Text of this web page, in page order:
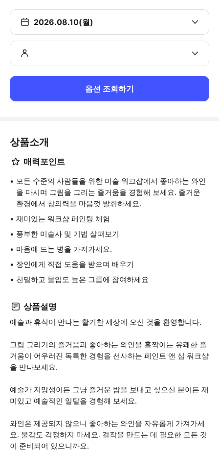
2026.08.10(월)
옵션 조회하기
상품소개
매력포인트
모든 수준의 사람들을 위한 미술 워크샵에서 좋아하는 와인
을 마시며 그림을 그리는 즐거움을 경험해 보세요. 즐거운
환경에서 창의력을 마음껏 발휘하세요.
재미있는 워크샵 페인팅 체험
풍부한 미술사 및 기법 살펴보기
마음에 드는 병을 가져가세요.
장인에게 직접 도움을 받으며 배우기
친밀하고 몰입도 높은 그룹에 참여하세요
상품설명
예술과 휴식이 만나는 활기찬 세상에 오신 것을 환영합니다.
그림 그리기의 즐거움과 좋아하는 와인을 홀짝이는 유쾌한 즐
거움이 어우러진 독특한 경험을 선사하는 페인트 앤 십 워크샵
을 만나보세요.
예술가 지망생이든 그냥 즐거운 밤을 보내고 싶으신 분이든 재
미있고 예술적인 일탈을 경험해 보세요.
와인은 제공되지 않으니 좋아하는 와인을 자유롭게 가져가세
요. 물감도 걱정하지 마세요. 걸작을 만드는 데 필요한 모든 것
이 준비되어 있으니까요.